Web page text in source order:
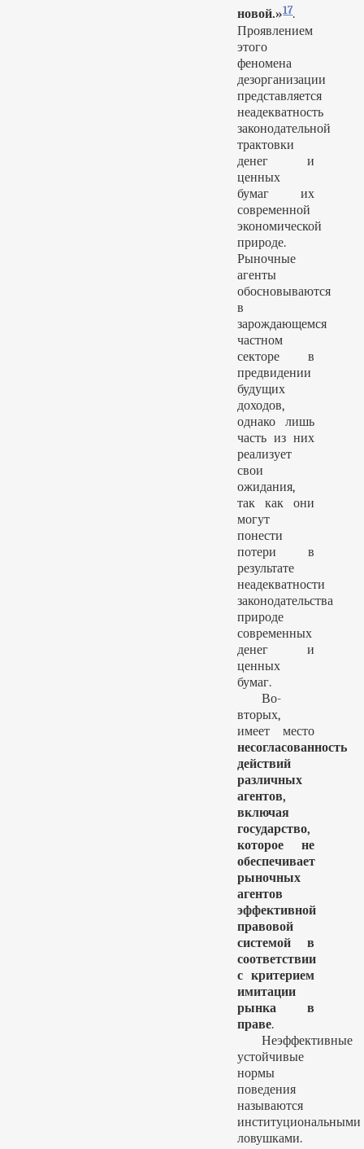
новой.»17.
Проявлением
этого
феномена
дезорганизации
представляется
неадекватность
законодательной
трактовки
денег и
ценных
бумаг их
современной
экономической
природе.
Рыночные
агенты
обосновываются
в
зарождающемся
частном
секторе в
предвидении
будущих
доходов,
однако лишь
часть из них
реализует
свои
ожидания,
так как они
могут
понести
потери в
результате
неадекватности
законодательства
природе
современных
денег и
ценных
бумаг.
Во-
вторых,
имеет место
несогласованность
действий
различных
агентов,
включая
государство,
которое не
обеспечивает
рыночных
агентов
эффективной
правовой
системой в
соответствии
с критерием
имитации
рынка в
праве.
Неэффективные
устойчивые
нормы
поведения
называются
институциональными
ловушками.